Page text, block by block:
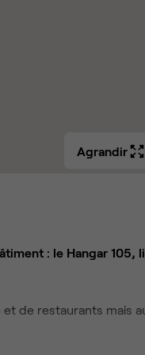
Agrandir
: le Hangar 105,
de restaurants mais